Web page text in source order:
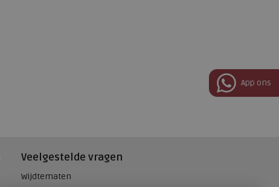
Veelgestelde vragen
Wijdtematen
App ons